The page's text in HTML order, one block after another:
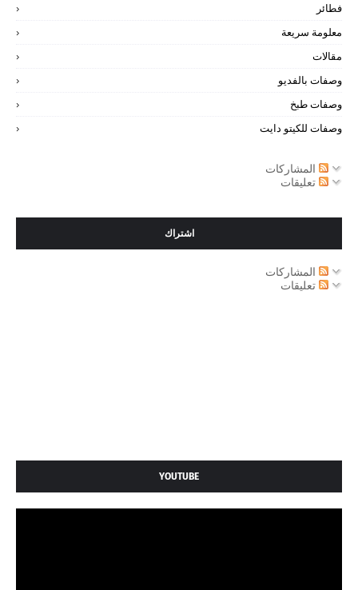
فطائر
معلومة سريعة
مقالات
وصفات بالفديو
وصفات طبخ
وصفات للكيتو دايت
المشاركات
تعليقات
اشتراك
المشاركات
تعليقات
YOUTUBE